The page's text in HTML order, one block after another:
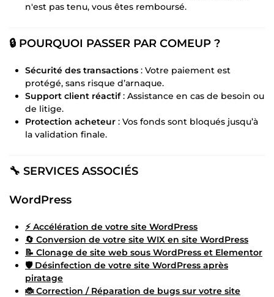
n'est pas tenu, vous êtes remboursé.
🔒 POURQUOI PASSER PAR COMEUP ?
Sécurité des transactions : Votre paiement est
protégé, sans risque d’arnaque.
Support client réactif: Assistance en cas de besoin ou
de litige.
Protection acheteur : Vos fonds sont bloqués jusqu’à
la validation finale.
🔧 SERVICES ASSOCIÉS
WordPress
⚡ Accélération de votre site WordPress
🔄 Conversion de votre site WIX en site WordPress
📝 Clonage de site web sous WordPress et Elementor
🛡️ Désinfection de votre site WordPress après
piratage
🐞 Correction / Réparation de bugs sur votre site